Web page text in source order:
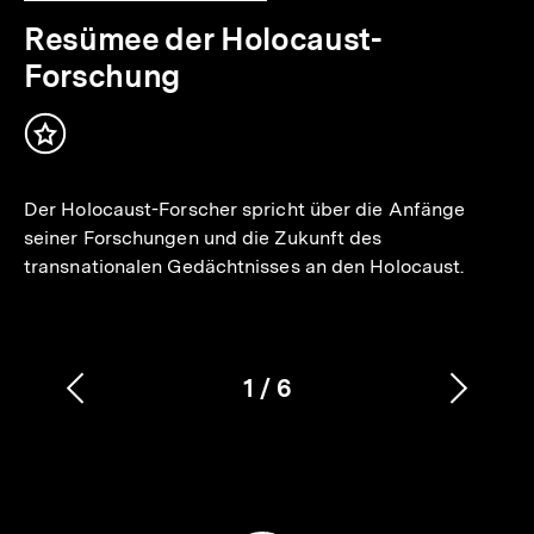
10
Min.
Resümee der Holocaust-
Forschung
Inhalt
Der Holocaust-Forscher spricht über die Anfänge
seiner Forschungen und die Zukunft des
transnationalen Gedächtnisses an den Holocaust.
Karussellinhalt
1
von
/ 6
Vorherigen